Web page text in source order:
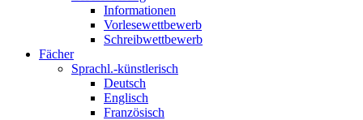
Informationen
Vorlesewettbewerb
Schreibwettbewerb
Fächer
Sprachl.-künstlerisch
Deutsch
Englisch
Französisch